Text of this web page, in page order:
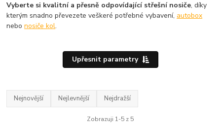
Vyberte si kvalitní a přesně odpovídající střešní nosiče, díky
kterým snadno převezete veškeré potřebné vybavení, autobox
nebonosiče kol.
Upřesnit parametry
Nejnovější Nejlevnější Nejdražší
Zobrazuji 1-5 z 5